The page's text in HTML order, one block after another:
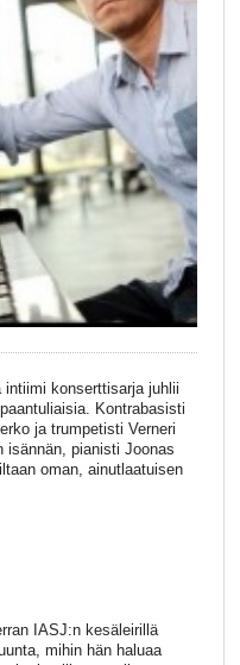
konserttisarja juhlii
Kontrabasisti
ja trumpetisti Verneri
isännän, pianisti Joonas
oman, ainutlaatuisen
IASJ:n kesäleirillä
mihin hän haluaa